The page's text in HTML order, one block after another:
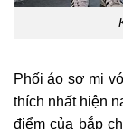
Phối áo sơ mi
thích nhất hiện
điểm của bắp